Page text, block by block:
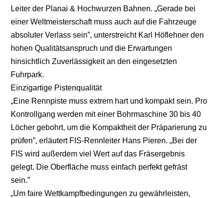
Leiter der Planai & Hochwurzen Bahnen. „Gerade bei
einer Weltmeisterschaft muss auch auf die Fahrzeuge
absoluter Verlass sein”, unterstreicht Karl Höflehner den
hohen Qualitätsanspruch und die Erwartungen
hinsichtlich Zuverlässigkeit an den eingesetzten
Fuhrpark.
Einzigartige Pistenqualität
„Eine Rennpiste muss extrem hart und kompakt sein. Pro
Kontrollgang werden mit einer Bohrmaschine 30 bis 40
Löcher gebohrt, um die Kompaktheit der Präparierung zu
prüfen”, erläutert FIS-Rennleiter Hans Pieren. „Bei der
FIS wird außerdem viel Wert auf das Fräsergebnis
gelegt. Die Oberfläche muss einfach perfekt gefräst
sein.”
„Um faire Wettkampfbedingungen zu gewährleisten,